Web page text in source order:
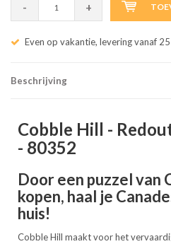
- +
Even op vakantie, levering vanaf
Beschrijving
Cobble Hill -
- 80352
Door een puzzel van
kopen, haal je
huis!
Cobble Hill maakt voor het